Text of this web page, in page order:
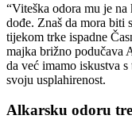
“Viteška odora mu je
dođe. Znaš da mora biti
tijekom trke ispadne
majka brižno podučava
da već imamo iskustva
svoju usplahirenost.
Alkarsku odoru